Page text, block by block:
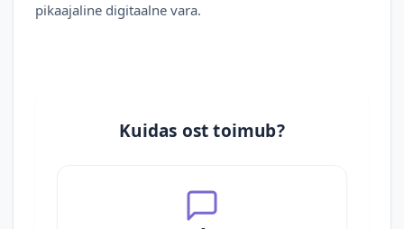
pikaajaline digitaalne vara.
Kuidas ost toimub?